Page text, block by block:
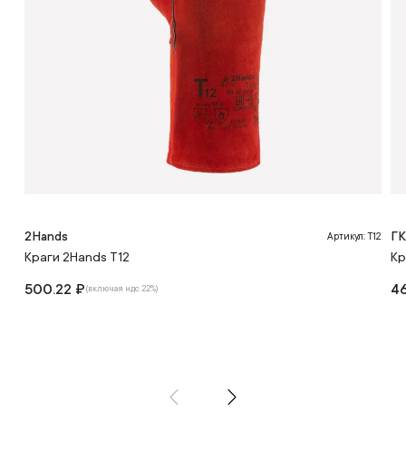
2Hands Артикул: T12
Краги 2Hands Т12
500.22 ₽(включая ндс 22%)